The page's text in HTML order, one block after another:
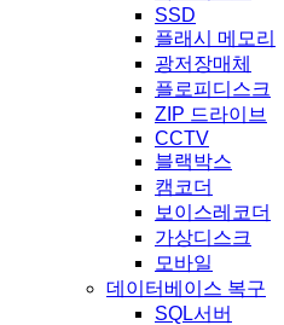
SSD
플래시 메모리
광저장매체
플로피디스크
ZIP 드라이브
CCTV
블랙박스
캠코더
보이스레코더
가상디스크
모바일
데이터베이스 복구
SQL서버